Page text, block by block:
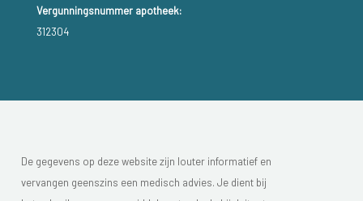
Vergunningsnummer apotheek:
312304
De gegevens op deze website zijn louter informatief en
vervangen geenszins een medisch advies. Je dient bij